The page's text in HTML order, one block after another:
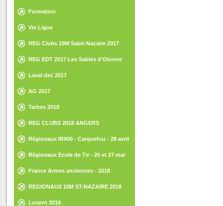
Formation
Vie Ligue
REG Clubs 10M Saint-Nazaire 2017
REG EDT 2017 Les Sables d'Olonne
Laval dec 2017
AG 2017
Tarbes 2018
REG CLUBS 2018 ANGERS
Régionaux IR900 - Carquefou - 28 avril
Régionaux Ecole de Tir - 26 et 27 mai
France Armes anciennes - 2018
REGIONAUX 10M ST-NAZAIRE 2018
Lorient 2019